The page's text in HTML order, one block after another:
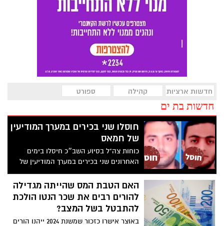
חדשות ארציות קהילה ספורט
חדשות בת ים
חוסלו שני בכירים במערך המודיעין
של חמאס
כוחות צה"ל בסיוע השב״כ חיסלו בימים
האחרונים שני בכירים במערך המודיעין של
ארגון הטרור חמאס ברצועת עזה - את עבד
אלעזיז רנתיס שהיה אחראי על כלל התצפיות
של החמאס ולקח חלק בתכנון הטבח האכזרי
של ה-7.10 ואת אחמד עיוש, פעיל במערך
התצפיות בגדוד ‘קרארה׳
האם הטבת המס שהייתה מגדילה
להורים רבים את שכר הנטו הולכת
להתבטל בשל המצב?
באוצר אישרו כזכור שמשנת 2024 ייהנו הורים